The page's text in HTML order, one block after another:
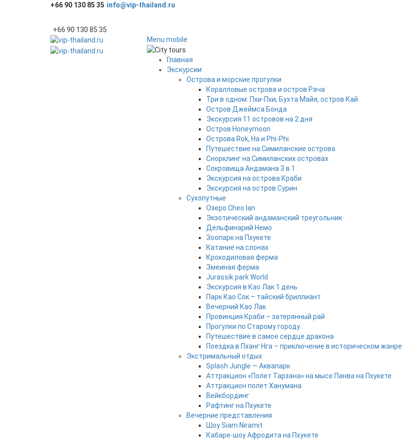
+66 90 130 85 35 info@vip-thailand.ru
+66 90 130 85 35
Menu mobile
Главная
Экскурсии
Острова и морские прогулки
Коралловые острова и остров Рача
Три в одном: Пхи-Пхи, Бухта Майя, остров Кай
Остров Джеймса Бонда
Экскурсия 11 островов на 2 дня
Остров Honeymoon
Острова Rok, Ha и Phi-Phi
Путешествие на Симиланские острова
Снорклинг на Симиланских островах
Сокровища Андамана 3 в 1
Экскурсия на острова Краби
Экскурсия на остров Сурин
Сухопутные
Озеро Cheo lan
Экзотический андаманский треугольник
Дельфинарий Немо
Зоопарк на Пхукете
Катание на слонах
Крокодиловая ферма
Змеиная ферма
Jurassik park World
Экскурсия в Као Лак 1 день
Парк Као Сок – тайский бриллиант
Вечерний Као Лак
Провинция Краби – затерянный рай
Прогулки по Старому городу
Путешествие в самое сердце дракона
Поездка в Пханг Нга – приключение в историческом жанре
Экстримальный отдых
Splash Jungle — Аквапарк
Аттракцион «Полет Тарзана» на мысе Панва на Пхукете
Аттракцион полет Ханумана
Вейкбординг
Рафтинг на Пхукете
Вечерние представления
Шоу Siam Niramit
Кабаре-шоу Афродита на Пхукете